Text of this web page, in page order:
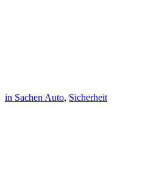
in Sachen Auto, Sicherheit